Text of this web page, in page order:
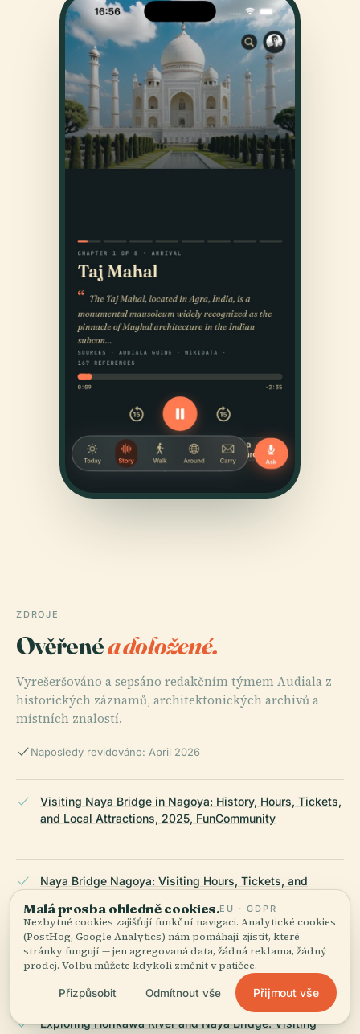
ZDROJE
Ověřenéa doložené.
Vyrešeršováno a sepsáno redakčním týmem Audiala z
historických záznamů, architektonických archivů a
místních znalostí.
Naposledy revidováno: April 2026
Visiting Naya Bridge in Nagoya: History, Hours, Tickets,
and Local Attractions, 2025, FunCommunity
Naya Bridge Nagoya: Visiting Hours, Tickets, and
Naya Bridge Nagoya Spot Details, 2025, Nagoya Info
Exploring Horikawa River and Naya Bridge: Visiting
Malá prosba ohledně cookies.EU · GDPR
Nezbytné cookies zajišťují funkční navigaci. Analytické cookies
(PostHog, Google Analytics) nám pomáhají zjistit, které
stránky fungují — jen agregovaná data, žádná reklama, žádný
prodej. Volbu můžete kdykoli změnit v patičce.
Přizpůsobit Odmítnout vše Přijmout vše